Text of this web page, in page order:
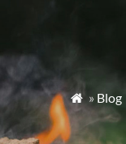
 » Blog